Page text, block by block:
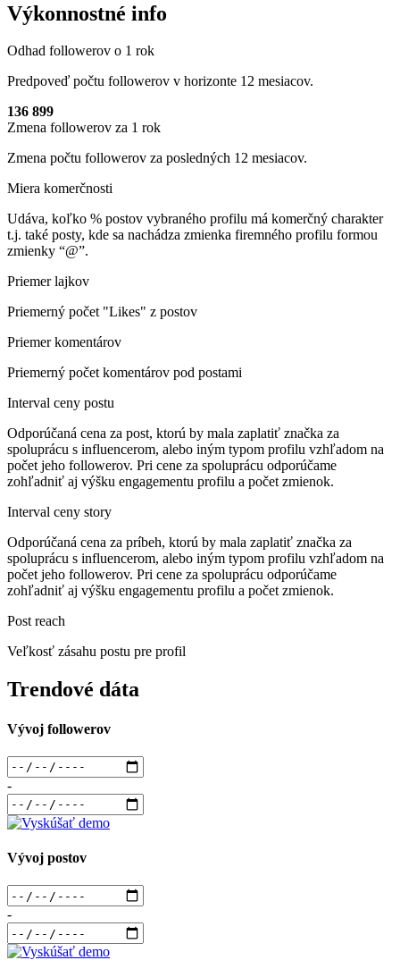
Výkonnostné info
Odhad followerov o 1 rok
Predpoveď počtu followerov v horizonte 12 mesiacov.
136 899
Zmena followerov za 1 rok
Zmena počtu followerov za posledných 12 mesiacov.
Miera komerčnosti
Udáva, koľko % postov vybraného profilu má komerčný charakter
t.j. také posty, kde sa nachádza zmienka firemného profilu formou
zmienky “@”.
Priemer lajkov
Priemerný počet "Likes" z postov
Priemer komentárov
Priemerný počet komentárov pod postami
Interval ceny postu
Odporúčaná cena za post, ktorú by mala zaplatiť značka za
spoluprácu s influencerom, alebo iným typom profilu vzhľadom na
počet jeho followerov. Pri cene za spoluprácu odporúčame
zohľadniť aj výšku engagementu profilu a počet zmienok.
Interval ceny story
Odporúčaná cena za príbeh, ktorú by mala zaplatiť značka za
spoluprácu s influencerom, alebo iným typom profilu vzhľadom na
počet jeho followerov. Pri cene za spoluprácu odporúčame
zohľadniť aj výšku engagementu profilu a počet zmienok.
Post reach
Veľkosť zásahu postu pre profil
Trendové dáta
Vývoj followerov
-
Vývoj postov
-